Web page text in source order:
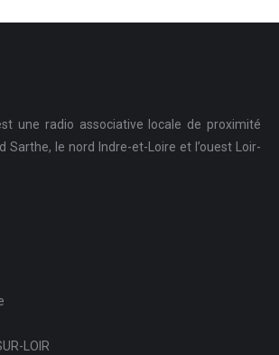
une radio associative locale de proximité
Sarthe, le nord Indre-et-Loire et l’ouest Loir-
LOIR